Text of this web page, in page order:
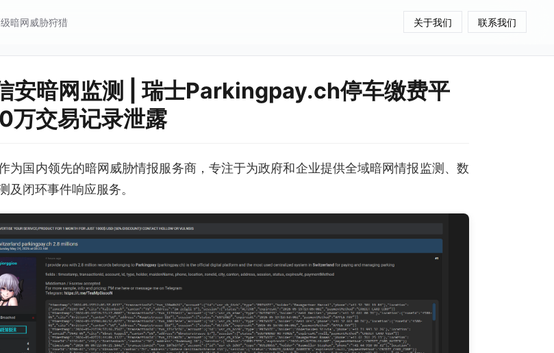
暗网威胁狩猎 关于我们 联系我们
安暗网监测 | 瑞士Parkingpay.ch停车缴费平
万交易记录泄露
为国内领先的暗网威胁情报服务商，专注于为政府和企业提供全域暗网情报监测、数
及闭环事件响应服务。